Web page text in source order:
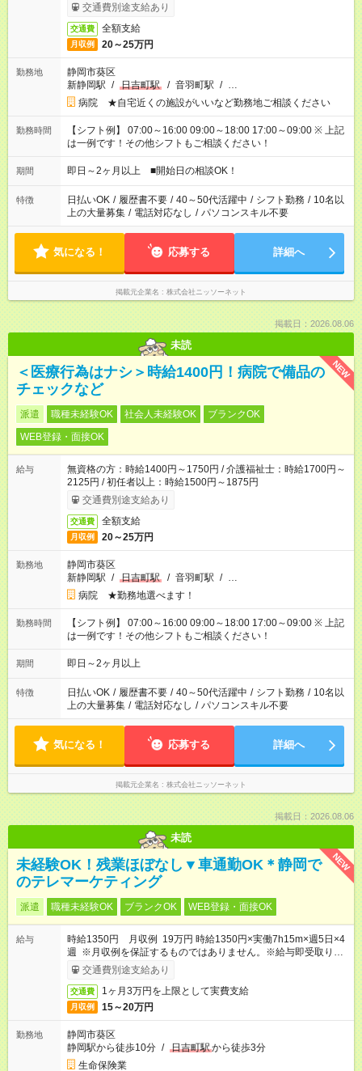
交通費別途支給あり
交通費 全額支給
月収例 20～25万円
勤務地
静岡市葵区
新静岡駅 / 日吉町駅 / 音羽町駅 / …
病院 ★自宅近くの施設がいいなど勤務地ご相談ください
勤務時間
【シフト例】 07:00～16:00 09:00～18:00 17:00～09:00 ※ 上記
は一例です！その他シフトもご相談ください！
期間 即日～2ヶ月以上 ■開始日の相談OK！
特徴 日払いOK / 履歴書不要 / 40～50代活躍中 / シフト勤務 / 10名以
上の大量募集 / 電話対応なし / パソコンスキル不要
気になる！ 応募する 詳細へ
掲載元企業名 株式会社ニッソーネット
掲載日：2026.08.06
未読
NEW
＜医療行為はナシ＞時給1400円！病院で備品の
チェックなど
派遣 職種未経験OK 社会人未経験OK
ブランクOK
WEB登録・面接OK
給与
無資格の方：時給1400円～1750円 / 介護福祉士：時給1700円～
2125円 / 初任者以上：時給1500円～1875円
交通費別途支給あり
交通費 全額支給
月収例 20～25万円
勤務地
静岡市葵区
新静岡駅 / 日吉町駅 / 音羽町駅 / …
病院 ★勤務地選べます！
勤務時間
【シフト例】 07:00～16:00 09:00～18:00 17:00～09:00 ※ 上記
は一例です！その他シフトもご相談ください！
期間 即日～2ヶ月以上
特徴 日払いOK / 履歴書不要 / 40～50代活躍中 / シフト勤務 / 10名以
上の大量募集 / 電話対応なし / パソコンスキル不要
気になる！ 応募する 詳細へ
掲載元企業名 株式会社ニッソーネット
掲載日：2026.08.06
未読
NEW
未経験OK！残業ほぼなし▼車通勤OK＊静岡で
のテレマーケティング
派遣 職種未経験OK ブランクOK WEB登録・面接OK
給与
時給1350円 月収例 19万円 時給1350円×実働7h15m×週5日×4
週 ※月収例を保証するものではありません。※給与即受取りサ
ービス利用可（利用条件有）
交通費別途支給あり
交通費 1ヶ月3万円を上限として実費支給
月収例 15～20万円
勤務地
静岡市葵区
静岡駅から徒歩10分 / 日吉町駅から徒歩3分
生命保険業